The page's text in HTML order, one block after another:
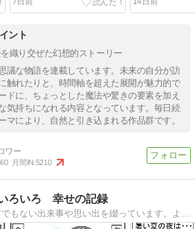
ント
織り交ぜた幻想的ストーリー
議な物語を連載しています。未来の自分が訪
触れたりと、時間軸を超えた展開が魅力的で
ドに、ちょっとした魔法や驚きの要素を加え
気持ちになれる内容となっています。毎日続
マにより、自然と引き込まれる作品群です。
月間IN:5210
ろいろ 幸せの記録